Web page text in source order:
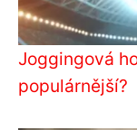
Joggingová
populárnější?